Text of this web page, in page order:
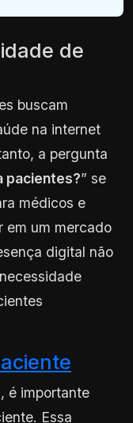
de
buscam
na internet
a pergunta
pacientes?” se
médicos e
em um mercado
digital não
é importante
Essa